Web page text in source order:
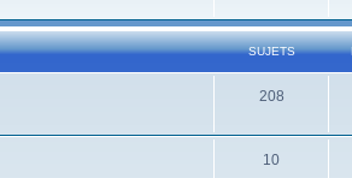
SUJETS
208
10